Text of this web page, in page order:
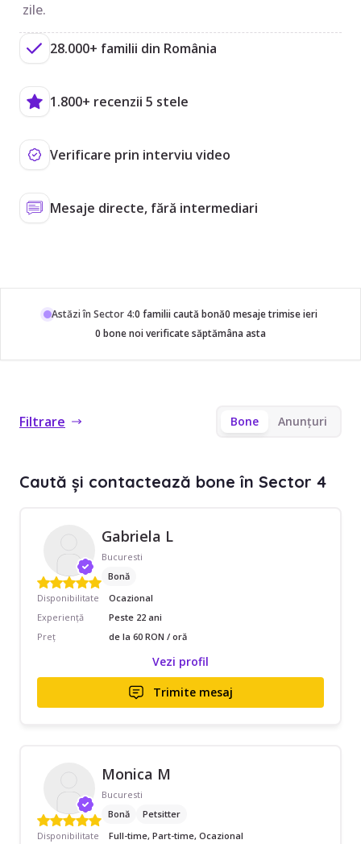
zile.
28.000+ familii din România
1.800+ recenzii 5 stele
Verificare prin interviu video
Mesaje directe, fără intermediari
Astăzi în Sector 4:0 familii caută bonă0 mesaje trimise ieri
0 bone noi verificate săptămâna asta
Filtrare Bone Anunțuri
Caută și contactează bone în Sector 4
Gabriela L
Bucuresti
Bonă
Disponibilitate
Ocazional
Experiență
Peste 22 ani
Preț
de la 60 RON / oră
Vezi profil
Trimite mesaj
Monica M
Bucuresti
Bonă
Petsitter
Disponibilitate
Full-time, Part-time, Ocazional